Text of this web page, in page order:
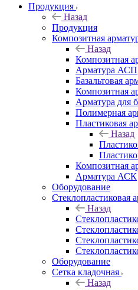
Продукция
Назад
Продукция
Композитная
Назад
Композитная
Арматура АСП
Базальтовая
Композитная
Арматура для
Полимерная
Пластиковая
Назад
Композитная
Арматура АСК
Оборудование
Cтеклопластиковая
Назад
Оборудование
Сетка кладочная
Назад